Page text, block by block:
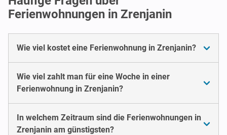
Ferienwohnungen in Zrenjanin
Wie viel kostet eine Ferienwohnung in Zrenjanin?
Wie viel zahlt man für eine Woche in einer
Ferienwohnung in Zrenjanin?
In welchem Zeitraum sind die Ferienwohnungen in
Zrenjanin am günstigsten?